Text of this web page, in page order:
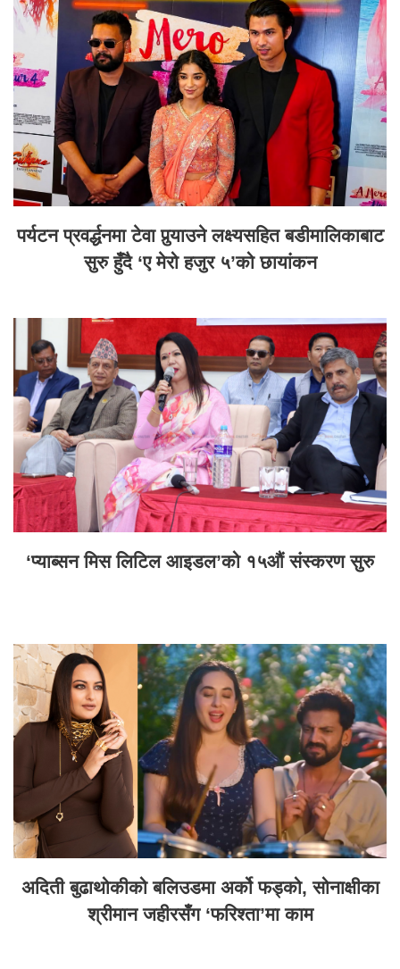
पर्यटन प्रवर्द्धनमा टेवा पुर्‍याउने लक्ष्यसहित बडीमालिकाबाट
सुरु हुँदै ‘ए मेरो हजुर ५’को छायांकन
‘प्याब्सन मिस लिटिल आइडल’को १५औं संस्करण सुरु
अदिती बुढाथोकीको बलिउडमा अर्को फड्को, सोनाक्षीका
श्रीमान जहीरसँग ‘फरिश्ता’मा काम